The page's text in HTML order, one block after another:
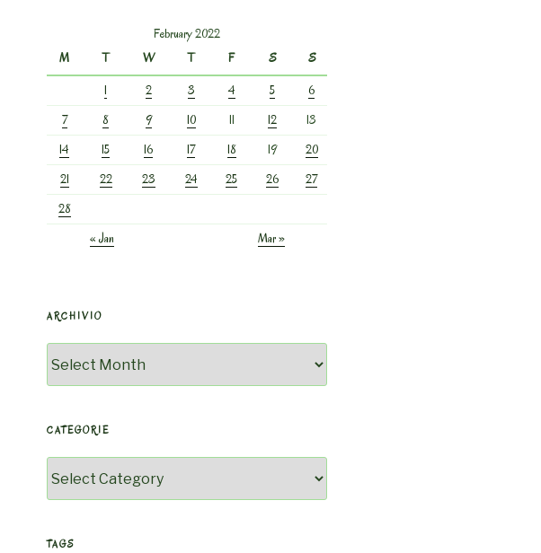
February 2022
M
T W T F S
S
1
2 3 4 5
6
7
8 9 10 11 12
13
14
15 16 17 18 19
20
21
22 23 24 25 26
27
28
« Jan
Mar »
ARCHIVIO
CATEGORIE
TAGS